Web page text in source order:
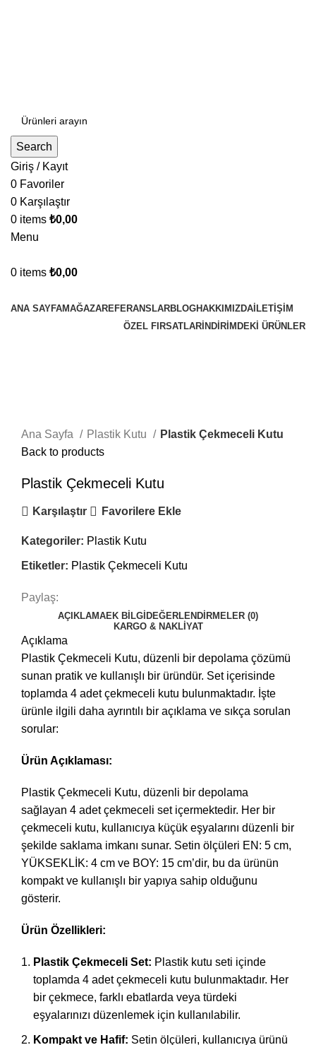
Search
Giriş / Kayıt
0 Favoriler
0 Karşılaştır
0 items ₺0,00
Menu
0 items ₺0,00
ANA SAYFAMAĞAZAREFERANSLARBLOGHAKKIMIZDA İLETIŞIM
ÖZEL FIRSATLAR İNDİRİMDEKİ ÜRÜNLER
Ana Sayfa Plastik Kutu
Plastik Çekmeceli Kutu
Back to products
Plastik Çekmeceli Kutu
Karşılaştır Favorilere Ekle
Kategoriler: Plastik Kutu
Etiketler: Plastik Çekmeceli Kutu
Paylaş:
AÇIKLAMAEK BILGI DEĞERLENDIRMELER (0)
KARGO & NAKLIYAT
Açıklama
Plastik Çekmeceli Kutu, düzenli bir depolama çözümü
sunan pratik ve kullanışlı bir üründür. Set içerisinde
toplamda 4 adet çekmeceli kutu bulunmaktadır. İşte
ürünle ilgili daha ayrıntılı bir açıklama ve sıkça sorulan
sorular:
Ürün Açıklaması:
Plastik Çekmeceli Kutu, düzenli bir depolama
sağlayan 4 adet çekmeceli set içermektedir. Her bir
çekmeceli kutu, kullanıcıya küçük eşyalarını düzenli bir
şekilde saklama imkanı sunar. Setin ölçüleri EN: 5 cm,
YÜKSEKLİK: 4 cm ve BOY: 15 cm’dir, bu da ürünün
kompakt ve kullanışlı bir yapıya sahip olduğunu
gösterir.
Ürün Özellikleri:
Plastik Çekmeceli Set: Plastik kutu seti içinde
toplamda 4 adet çekmeceli kutu bulunmaktadır. Her
bir çekmece, farklı ebatlarda veya türdeki
eşyalarınızı düzenlemek için kullanılabilir.
Kompakt ve Hafif: Setin ölçüleri, kullanıcıya ürünü